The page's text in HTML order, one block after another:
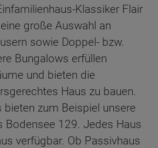
Klassiker Flair
große Auswahl an
sowie Doppel- bzw.
Bungalows erfüllen
und bieten die
Haus zu bauen.
zum Beispiel unsere
Bodensee 129. Jedes Haus
verfügbar. Ob Passivhaus